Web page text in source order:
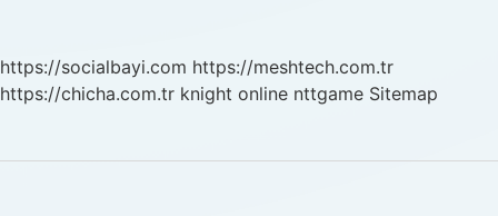
https://socialbayi.com https://meshtech.com.tr
https://chicha.com.tr knight online nttgame Sitemap